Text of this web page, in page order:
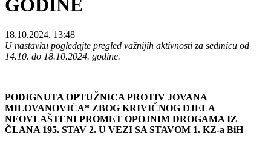
GODINE
18.10.2024. 13:48
U nastavku pogledajte pregled važnijih aktivnosti za sedmicu od
14.10. do 18.10.2024. godine.
PODIGNUTA OPTUŽNICA PROTIV JOVANA
MILOVANOVIĆA* ZBOG KRIVIČNOG DJELA
NEOVLAŠTENI PROMET OPOJNIM DROGAMA IZ
ČLANA 195. STAV 2. U VEZI SA STAVOM 1. KZ-a BiH